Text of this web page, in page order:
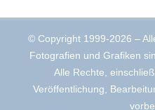
© Copyright 1999-2026 –
Fotografien und Grafiken
Alle Rechte,
Veröffentlichung,